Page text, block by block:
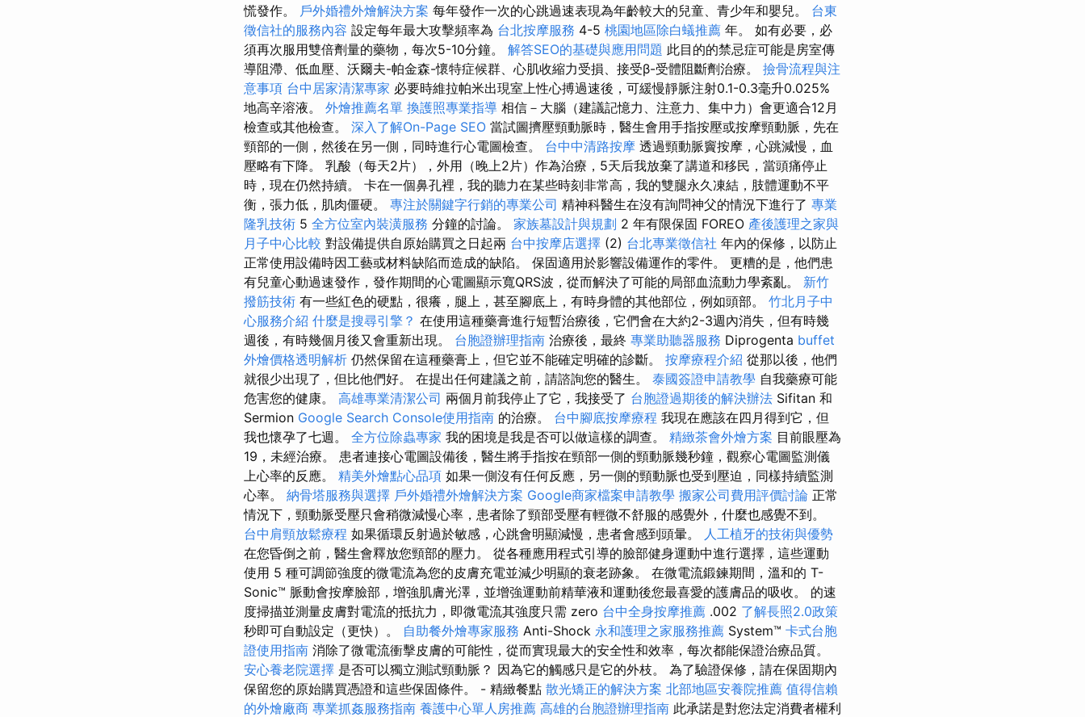
慌發作。 戶外婚禮外燴解決方案 每年發作一次的心跳過速表現為年齡較大的兒童、青少年和嬰兒。 台東
徵信社的服務內容 設定每年最大攻擊頻率為 台北按摩服務 4-5 桃園地區除白蟻推薦 年。 如有必要，必
須再次服用雙倍劑量的藥物，每次5-10分鐘。 解答SEO的基礎與應用問題 此目的的禁忌症可能是房室傳
導阻滯、低血壓、沃爾夫-帕金森-懷特症候群、心肌收縮力受損、接受β-受體阻斷劑治療。 撿骨流程與注
意事項 台中居家清潔專家 必要時維拉帕米出現室上性心搏過速後，可緩慢靜脈注射0.1-0.3毫升0.025%
地高辛溶液。 外燴推薦名單 換護照專業指導 相信－大腦（建議記憶力、注意力、集中力）會更適合12月
檢查或其他檢查。 深入了解On-Page SEO 當試圖擠壓頸動脈時，醫生會用手指按壓或按摩頸動脈，先在
頸部的一側，然後在另一側，同時進行心電圖檢查。 台中中清路按摩 透過頸動脈竇按摩，心跳減慢，血
壓略有下降。 乳酸（每天2片），外用（晚上2片）作為治療，5天后我放棄了講道和移民，當頭痛停止
時，現在仍然持續。 卡在一個鼻孔裡，我的聽力在某些時刻非常高，我的雙腿永久凍結，肢體運動不平
衡，張力低，肌肉僵硬。 專注於關鍵字行銷的專業公司 精神科醫生在沒有詢問神父的情況下進行了 專業
隆乳技術 5 全方位室內裝潢服務 分鐘的討論。 家族墓設計與規劃 2 年有限保固 FOREO 產後護理之家與
月子中心比較 對設備提供自原始購買之日起兩 台中按摩店選擇 (2) 台北專業徵信社 年內的保修，以防止
正常使用設備時因工藝或材料缺陷而造成的缺陷。 保固適用於影響設備運作的零件。 更糟的是，他們患
有兒童心動過速發作，發作期間的心電圖顯示寬QRS波，從而解決了可能的局部血流動力學紊亂。 新竹
撥筋技術 有一些紅色的硬點，很癢，腿上，甚至腳底上，有時身體的其他部位，例如頭部。 竹北月子中
心服務介紹 什麼是搜尋引擎？ 在使用這種藥膏進行短暫治療後，它們會在大約2-3週內消失，但有時幾
週後，有時幾個月後又會重新出現。 台胞證辦理指南 治療後，最終 專業助聽器服務 Diprogenta buffet
外燴價格透明解析 仍然保留在這種藥膏上，但它並不能確定明確的診斷。 按摩療程介紹 從那以後，他們
就很少出現了，但比他們好。 在提出任何建議之前，請諮詢您的醫生。 泰國簽證申請教學 自我藥療可能
危害您的健康。 高雄專業清潔公司 兩個月前我停止了它，我接受了 台胞證過期後的解決辦法 Sifitan 和
Sermion Google Search Console使用指南 的治療。 台中腳底按摩療程 我現在應該在四月得到它，但
我也懷孕了七週。 全方位除蟲專家 我的困境是我是否可以做這樣的調查。 精緻茶會外燴方案 目前眼壓為
19，未經治療。 患者連接心電圖設備後，醫生將手指按在頸部一側的頸動脈幾秒鐘，觀察心電圖監測儀
上心率的反應。 精美外燴點心品項 如果一側沒有任何反應，另一側的頸動脈也受到壓迫，同樣持續監測
心率。 納骨塔服務與選擇 戶外婚禮外燴解決方案 Google商家檔案申請教學 搬家公司費用評價討論 正常
情況下，頸動脈受壓只會稍微減慢心率，患者除了頸部受壓有輕微不舒服的感覺外，什麼也感覺不到。
台中肩頸放鬆療程 如果循環反射過於敏感，心跳會明顯減慢，患者會感到頭暈。
人工植牙的技術與優勢
在您昏倒之前，醫生會釋放您頸部的壓力。 從各種應用程式引導的臉部健身運動中進行選擇，這些運動
使用 5 種可調節強度的微電流為您的皮膚充電並減少明顯的衰老跡象。 在微電流鍛鍊期間，溫和的 T-
Sonic™ 脈動會按摩臉部，增強肌膚光澤，並增強運動前精華液和運動後您最喜愛的護膚品的吸收。 的速
度掃描並測量皮膚對電流的抵抗力，即微電流其強度只需 zero 台中全身按摩推薦 .002 了解長照2.0政策
秒即可自動設定（更快）。 自助餐外燴專家服務 Anti-Shock 永和護理之家服務推薦 System™ 卡式台胞
證使用指南 消除了微電流衝擊皮膚的可能性，從而實現最大的安全性和效率，每次都能保證治療品質。
安心養老院選擇 是否可以獨立測試頸動脈？ 因為它的觸感只是它的外枝。 為了驗證保修，請在保固期內
保留您的原始購買憑證和這些保固條件。 - 精緻餐點 散光矯正的解決方案 北部地區安養院推薦 值得信賴
的外燴廠商 專業抓姦服務指南 養護中心單人房推薦 高雄的台胞證辦理指南 此承諾是對您法定消費者權利